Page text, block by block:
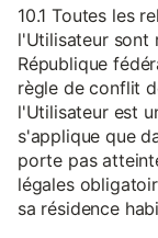
10.1 Toutes les
l'Utilisateur sont
République
règle de conflit
l'Utilisateur est
s'applique que
porte pas
légales
sa résidence